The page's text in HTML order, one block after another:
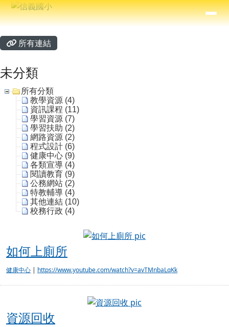
跳至主內容區
信義國小
⏸
導覽列
主內容區域
所有連結
未分類
所有分類
教學資源 (4)
資訊課程 (11)
學習資源 (7)
學習扶助 (2)
網路資源 (2)
程式設計 (6)
健康中心 (9)
各類宣導 (4)
閱讀教育 (9)
公務網站 (2)
特教輔導 (4)
其他連結 (10)
校務行政 (4)
如何上廁所
健康中心 | https://www.youtube.com/watch?v=avTMnbaLqKk
資源回收
頁尾區域